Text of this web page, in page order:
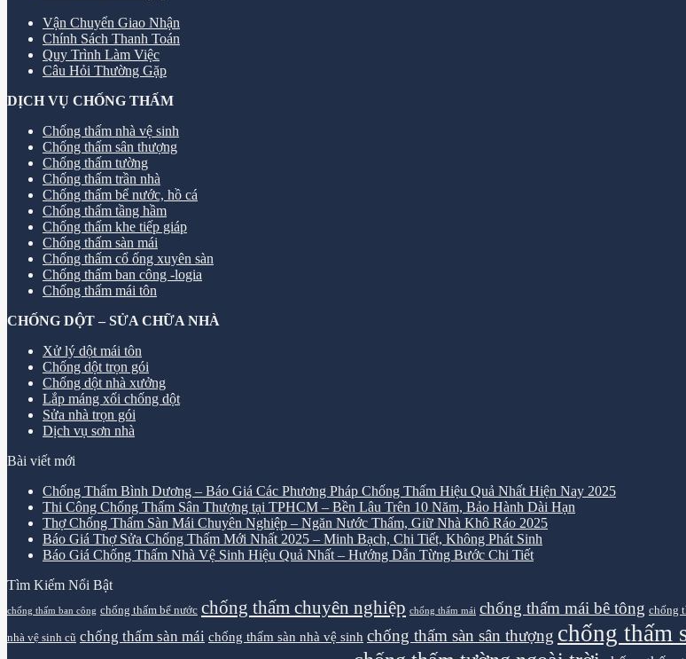
Vận Chuyển Giao Nhận
Chính Sách Thanh Toán
Quy Trình Làm Việc
Câu Hỏi Thường Gặp
DỊCH VỤ CHỐNG THẤM
Chống thấm nhà vệ sinh
Chống thấm sân thượng
Chống thấm tường
Chống thấm trần nhà
Chống thấm bể nước, hồ cá
Chống thấm tầng hầm
Chống thấm khe tiếp giáp
Chống thấm sàn mái
Chống thấm cổ ống xuyên sàn
Chống thấm ban công -logia
Chống thấm mái tôn
CHỐNG DỘT – SỬA CHỮA NHÀ
Xử lý dột mái tôn
Chống dột trọn gói
Chống dột nhà xưởng
Lắp máng xối chống dột
Sửa nhà trọn gói
Dịch vụ sơn nhà
Bài viết mới
Chống Thấm Bình Dương – Báo Giá Các Phương Pháp Chống Thấm Hiệu Quả Nhất Hiện Nay 2025
Thi Công Chống Thấm Sân Thượng tại TPHCM – Bền Lâu Trên 10 Năm, Bảo Hành Dài Hạn
Thợ Chống Thấm Sàn Mái Chuyên Nghiệp – Ngăn Nước Thấm, Giữ Nhà Khô Ráo 2025
Báo Giá Thợ Sửa Chống Thấm Mới Nhất 2025 – Minh Bạch, Chi Tiết, Không Phát Sinh
Báo Giá Chống Thấm Nhà Vệ Sinh Hiệu Quả Nhất – Hướng Dẫn Từng Bước Chi Tiết
Tìm Kiếm Nổi Bật
chống thấm ban công chống thấm bể nước chống thấm chuyên nghiệp chống thấm mái chống thấm mái bê tông chống
nhà vệ sinh cũ chống thấm sàn mái chống thấm sàn nhà vệ sinh chống thấm sàn sân thượng chống thấm